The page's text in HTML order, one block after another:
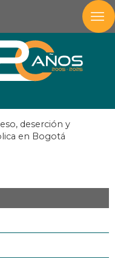
deserción y
en Bogotá